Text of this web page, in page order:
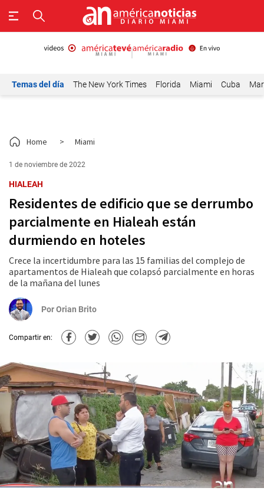
Temas del día The New York Times Florida Miami Cuba
Home > Miami
1 de noviembre de 2022
HIALEAH
Residentes de edificio que se derrumbo
parcialmente en Hialeah están
durmiendo en hoteles
Crece la incertidumbre para las 15 familias del complejo de
apartamentos de Hialeah que colapsó parcialmente en horas
de la mañana del lunes
PorOrian Brito
Compartir en: